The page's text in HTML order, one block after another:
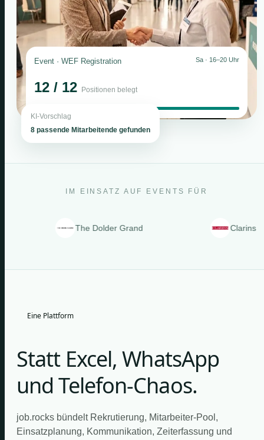
Event · WEF Registration Sa · 16–20 Uhr
12 / 12 Positionen belegt
KI-Vorschlag
8 passende Mitarbeitende gefunden
IM EINSATZ AUF EVENTS FÜR
The Dolder Grand Clarins
Eine Plattform
Statt Excel, WhatsApp
und Telefon-Chaos.
job.rocks bündelt Rekrutierung, Mitarbeiter-Pool,
Einsatzplanung, Kommunikation, Zeiterfassung und